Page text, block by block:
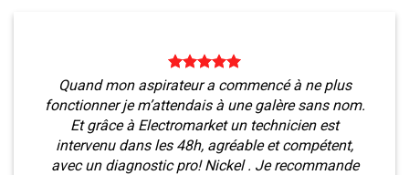
Quand mon aspirateur a commencé à ne plus
fonctionner je m’attendais à une galère sans nom.
Et grâce à Electromarket un technicien est
intervenu dans les 48h, agréable et compétent,
avec un diagnostic pro! Nickel . Je recommande